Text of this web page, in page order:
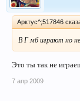
Арктус^;517846
В Г мб играют но
Это ты так не
7 апр 2009